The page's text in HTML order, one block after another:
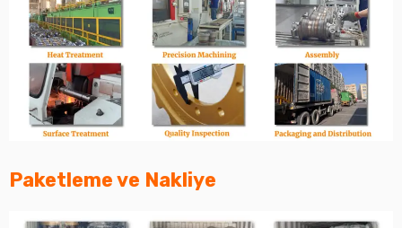
Paketleme ve Nakliye